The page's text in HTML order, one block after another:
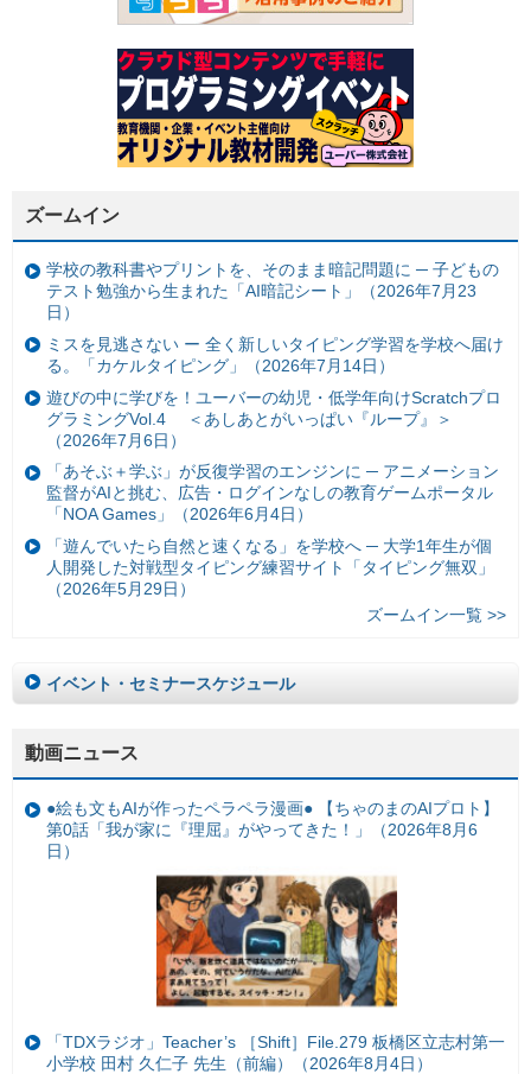
ズームイン
学校の教科書やプリントを、そのまま暗記問題に ─ 子どもの
テスト勉強から生まれた「AI暗記シート」（2026年7月23
日）
ミスを見逃さない ー 全く新しいタイピング学習を学校へ届け
る。「カケルタイピング」（2026年7月14日）
遊びの中に学びを！ユーバーの幼児・低学年向けScratchプロ
グラミングVol.4 ＜あしあとがいっぱい『ループ』＞
（2026年7月6日）
「あそぶ＋学ぶ」が反復学習のエンジンに ─ アニメーション
監督がAIと挑む、広告・ログインなしの教育ゲームポータル
「NOA Games」（2026年6月4日）
「遊んでいたら自然と速くなる」を学校へ ─ 大学1年生が個
人開発した対戦型タイピング練習サイト「タイピング無双」
（2026年5月29日）
ズームイン一覧 >>
イベント・セミナースケジュール
動画ニュース
●絵も文もAIが作ったペラペラ漫画● 【ちゃのまのAIプロト】
第0話「我が家に『理屈』がやってきた！」（2026年8月6
日）
「TDXラジオ」Teacher’s ［Shift］File.279 板橋区立志村第一
小学校 田村 久仁子 先生（前編）（2026年8月4日）